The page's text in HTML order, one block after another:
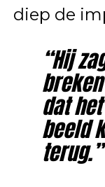
diep de
“Hij
dat
beeld
terug.”